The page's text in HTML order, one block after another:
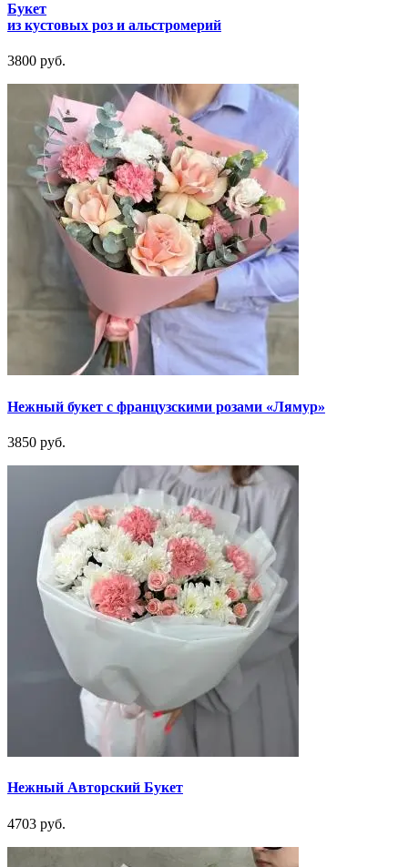
Букет
из кустовых роз и альстромерий
3800 руб.
Нежный букет с французскими розами «Лямур»
3850 руб.
Нежный Авторский Букет
4703 руб.